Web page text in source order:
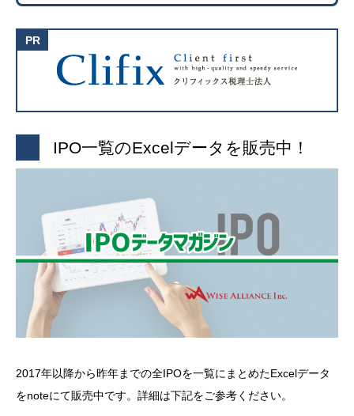
IPO一覧のExcelデータを販売中！
2017年以降から昨年までの全IPOを一覧にまとめたExcelデータ
をnoteにて販売中です。詳細は下記をご参考ください。